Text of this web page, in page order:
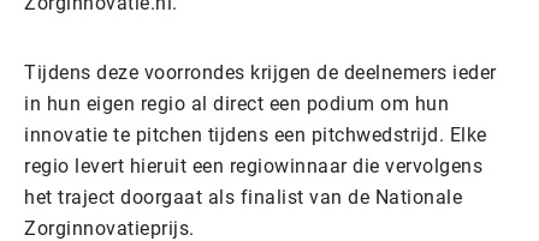
Tijdens deze voorrondes krijgen de deelnemers ieder
in hun eigen regio al direct een podium om hun
innovatie te pitchen tijdens een pitchwedstrijd. Elke
regio levert hieruit een regiowinnaar die vervolgens
het traject doorgaat als finalist van de Nationale
Zorginnovatieprijs.